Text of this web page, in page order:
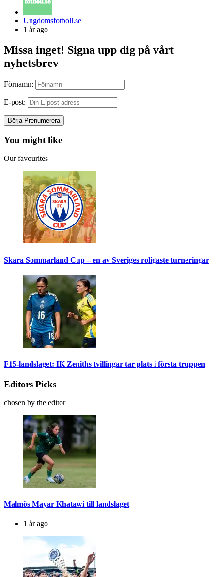
Posted
by
Ungdomsfotboll.se
1 år ago
Missa inget! Signa upp dig på vårt
nyhetsbrev
Förnamn:
E-post:
You might like
Our favourites
Skara Sommarland Cup – en av Sveriges roligaste turneringar
F15-landslaget: IK Zeniths tvillingar tar plats i första truppen
Editors Picks
chosen by the editor
Malmös Mayar Khatawi till landslaget
1 år ago